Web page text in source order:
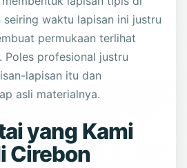
seiring waktu lapisan ini justru
permukaan terlihat
Poles profesional justru
lapisan itu dan
asli materialnya.
yang Kami
Cirebon